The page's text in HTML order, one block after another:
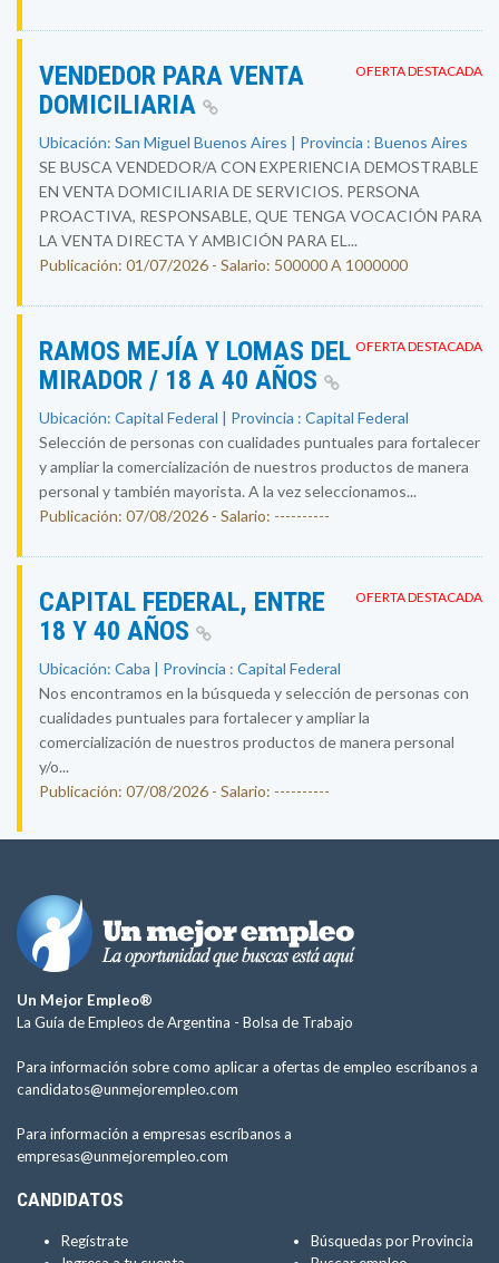
OFERTA DESTACADA
VENDEDOR PARA VENTA
DOMICILIARIA
Ubicación: San Miguel Buenos Aires | Provincia : Buenos Aires
SE BUSCA VENDEDOR/A CON EXPERIENCIA DEMOSTRABLE
EN VENTA DOMICILIARIA DE SERVICIOS. PERSONA
PROACTIVA, RESPONSABLE, QUE TENGA VOCACIÓN PARA
LA VENTA DIRECTA Y AMBICIÓN PARA EL...
Publicación: 01/07/2026 - Salario: 500000 A 1000000
OFERTA DESTACADA
RAMOS MEJÍA Y LOMAS DEL
MIRADOR / 18 A 40 AÑOS
Ubicación: Capital Federal | Provincia : Capital Federal
Selección de personas con cualidades puntuales para fortalecer
y ampliar la comercialización de nuestros productos de manera
personal y también mayorista. A la vez seleccionamos...
Publicación: 07/08/2026 - Salario: ----------
OFERTA DESTACADA
CAPITAL FEDERAL, ENTRE
18 Y 40 AÑOS
Ubicación: Caba | Provincia : Capital Federal
Nos encontramos en la búsqueda y selección de personas con
cualidades puntuales para fortalecer y ampliar la
comercialización de nuestros productos de manera personal
y/o...
Publicación: 07/08/2026 - Salario: ----------
Un Mejor Empleo®
La Guía de Empleos de Argentina - Bolsa de Trabajo
Para información sobre como aplicar a ofertas de empleo escríbanos a
candidatos@unmejorempleo.com
Para información a empresas escríbanos a
empresas@unmejorempleo.com
CANDIDATOS
Regístrate
Búsquedas por Provincia